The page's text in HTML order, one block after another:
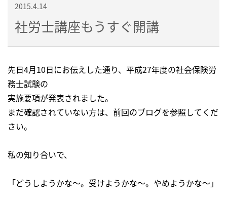
2015.4.14
社労士講座もうすぐ開講
先日4月10日にお伝えした通り、平成27年度の社会保険労
務士試験の
実施要項が発表されました。
まだ確認されていない方は、前回のブログを参照してくだ
さい。
私の知り合いで、
「どうしようかな～。受けようかな～。やめようかな～」